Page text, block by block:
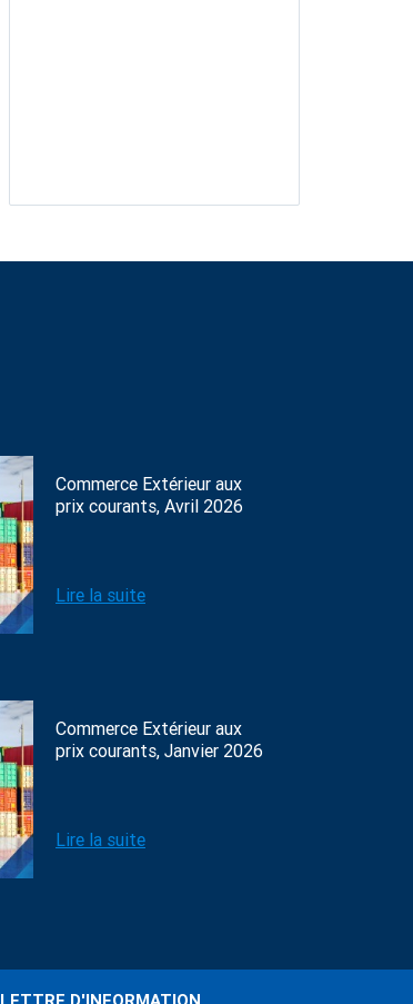
Commerce Extérieur aux
prix courants, Avril 2026
Lire la suite
Commerce Extérieur aux
prix courants, Janvier 2026
Lire la suite